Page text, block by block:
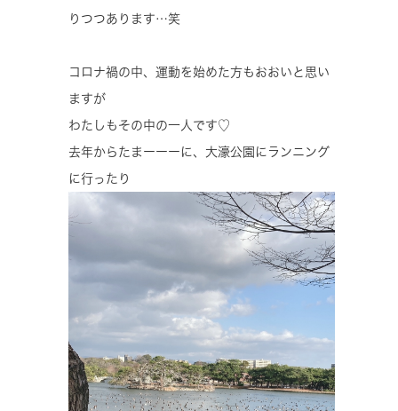
りつつあります…笑
コロナ禍の中、運動を始めた方もおおいと思い
ますが
わたしもその中の一人です♡
去年からたまーーーに、大濠公園にランニング
に行ったり